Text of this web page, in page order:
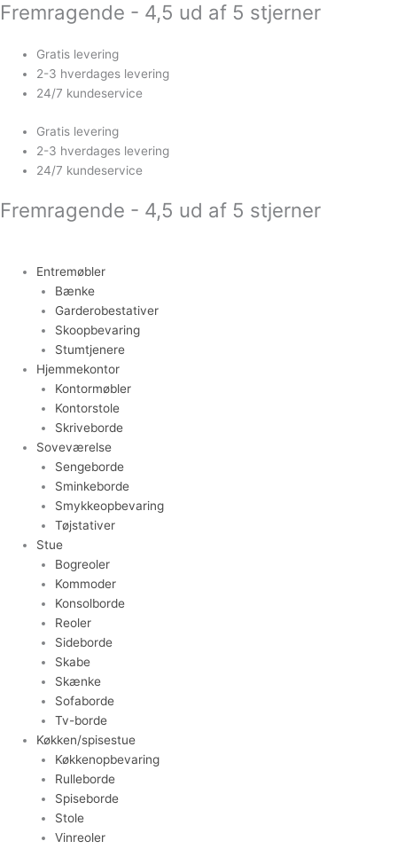
Gå
indholdet
Fremragende - 4,5 ud af 5 stjerner
Gratis levering
2-3 hverdages levering
24/7 kundeservice
Gratis levering
2-3 hverdages levering
24/7 kundeservice
Fremragende - 4,5 ud af 5 stjerner
Entremøbler
Bænke
Garderobestativer
Skoopbevaring
Stumtjenere
Hjemmekontor
Kontormøbler
Kontorstole
Skriveborde
Soveværelse
Sengeborde
Sminkeborde
Smykkeopbevaring
Tøjstativer
Stue
Bogreoler
Kommoder
Konsolborde
Reoler
Sideborde
Skabe
Skænke
Sofaborde
Tv-borde
Køkken/spisestue
Køkkenopbevaring
Rulleborde
Spiseborde
Stole
Vinreoler